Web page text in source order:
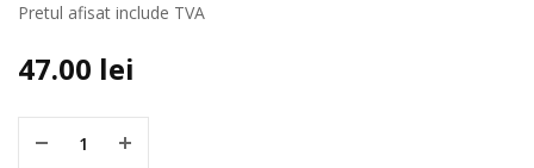
Pretul afisat include TVA
47.00 lei